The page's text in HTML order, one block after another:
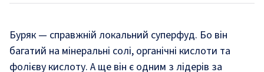
Буряк — справжній локальний суперфуд. Бо він
багатий на мінеральні солі, органічні кислоти та
фолієву кислоту. А ще він є одним з лідерів за